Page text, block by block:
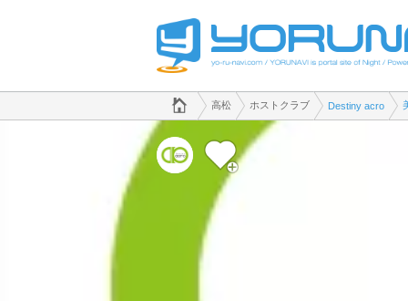
でホストクラブのことなら、ホストクラブ Destiny acro([kana])
香川県版
高松 ホストクラブ Destiny acro